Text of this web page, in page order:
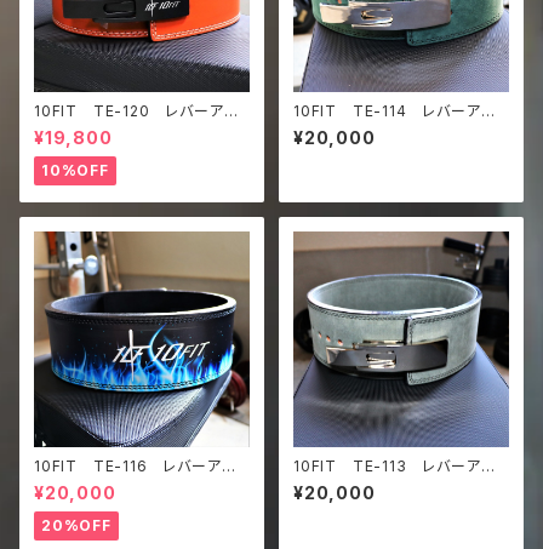
10FIT TE-120 レバーアク
ションベルト リフティングベル
ト パワーベルト ライトブラウ
ン レザー lifting belt po
wer belt lever belt
¥19,800
10%OFF
10FIT TE-114 レバーアク
ションベルト リフティングベル
ト パワーベルト グリーン ス
¥20,000
10FIT TE-116 レバーアク
ションベルト リフティングベル
ト パワーベルト ブラック 青
炎 レザー lifting belt po
wer belt lever belt
¥20,000
20%OFF
10FIT TE-113 レバーアク
ションベルト リフティングベル
ト パワーベルト グレー ス
¥20,000